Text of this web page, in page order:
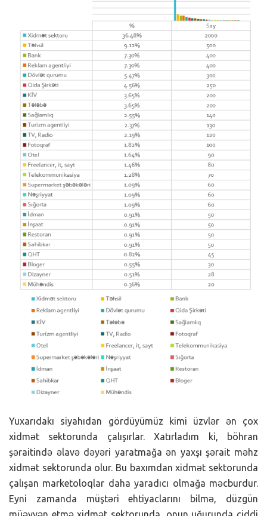
Yuxarıdakı siyahıdan gördüyümüz kimi üzvlər ən çox
xidmət sektorunda çalışırlar. Xatırladım ki, böhran
şəraitində əlavə dəyəri yaratmağa ən yaxşı şərait məhz
xidmət sektorunda olur. Bu baxımdan xidmət sektorunda
çalışan marketoloqlar daha yaradıcı olmağa məcburdur.
Eyni zamanda müştəri ehtiyaclarını bilmə, düzgün